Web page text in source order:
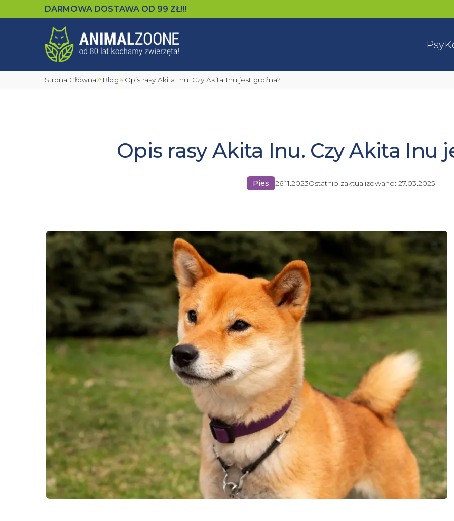
DARMOWA DOSTAWA OD 99 ZŁ!!!
Psy
Strona Główna Blog Opis rasy Akita Inu. Czy Akita Inu jest groźna?
Opis rasy Akita Inu. Czy Akita Inu
Pies 26.11.2023Ostatnio zaktualizowano: 27.03.2025